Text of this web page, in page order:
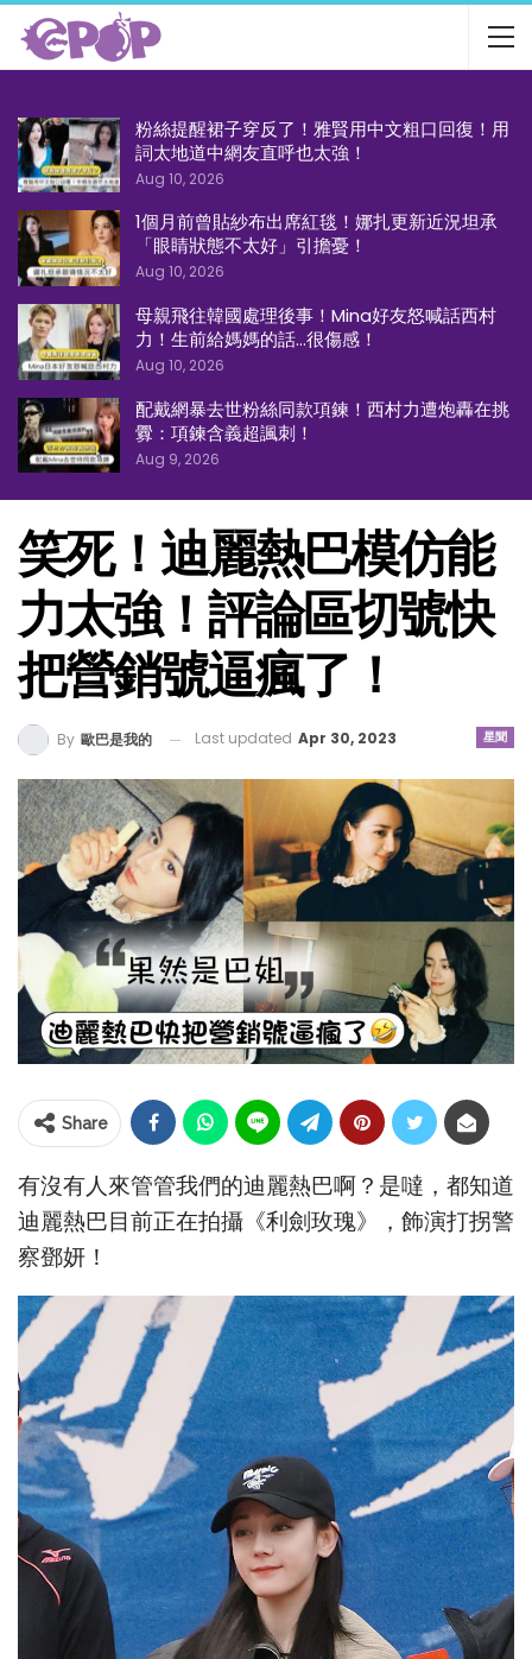
粉絲提醒裙子穿反了！雅賢用中文粗口回復！用
詞太地道中網友直呼也太強！
Aug 10, 2026
1個月前曾貼紗布出席紅毯！娜扎更新近況坦承
「眼睛狀態不太好」引擔憂！
Aug 10, 2026
母親飛往韓國處理後事！Mina好友怒喊話西村
力！生前給媽媽的話…很傷感！
Aug 10, 2026
配戴網暴去世粉絲同款項鍊！西村力遭炮轟在挑
釁：項鍊含義超諷刺！
Aug 9, 2026
笑死！迪麗熱巴模仿能
力太強！評論區切號快
把營銷號逼瘋了！
星聞
By 歐巴是我的 Last updated Apr 30, 2023
Share
有沒有人來管管我們的迪麗熱巴啊？是噠，都知道
迪麗熱巴目前正在拍攝《利劍玫瑰》，飾演打拐警
察鄧妍！